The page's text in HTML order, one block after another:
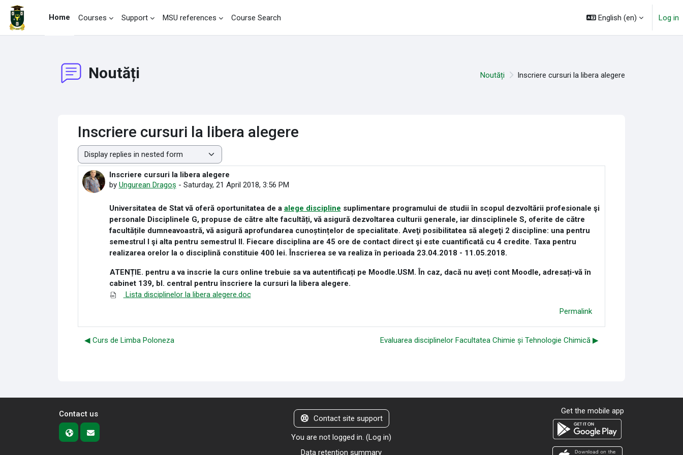
Skip to main content
Home
Courses Support MSU references Course Search English ‎(en)‎ Log in
Noutăți Noutăți Inscriere cursuri la libera alegere
Inscriere cursuri la libera alegere
Display mode
Inscriere cursuri la libera alegere
by Ungurean Dragoș - Saturday, 21 April 2018, 3:56 PM
Number of replies: 0
Universitatea de Stat vă oferă oportunitatea de a alege discipline suplimentare programului de studii în scopul dezvoltării profesionale şi
personale Disciplinele G, propuse de către alte facultăți, vă asigură dezvoltarea culturii generale, iar dinsciplinele S, oferite de către
facultățile dumneavoastră, vă asigură aprofundarea cunoștințelor de specialitate. Aveţi posibilitatea să alegeţi 2 discipline: una pentru
semestrul I şi alta pentru semestrul II. Fiecare disciplina are 45 ore de contact direct şi este cuantificată cu 4 credite. Taxa pentru
realizarea orelor la o disciplină constituie 400 lei. Înscrierea se va realiza în perioada 23.04.2018 - 11.05.2018.
ATENȚIE. pentru a va inscrie la curs online trebuie sa va autentificați pe Moodle.USM. În caz, dacă nu aveți cont Moodle, adresați-vă în
cabinet 139, bl. central pentru înscriere la cursuri la libera alegere.
Lista disciplinelor la libera alegere.doc
Permalink
◀︎ Curs de Limba Poloneza Evaluarea disciplinelor Facultatea Chimie și Tehnologie Chimică ▶︎
Contact us Contact site support
You are not logged in. (Log in)
Data retention summary
Get the mobile app